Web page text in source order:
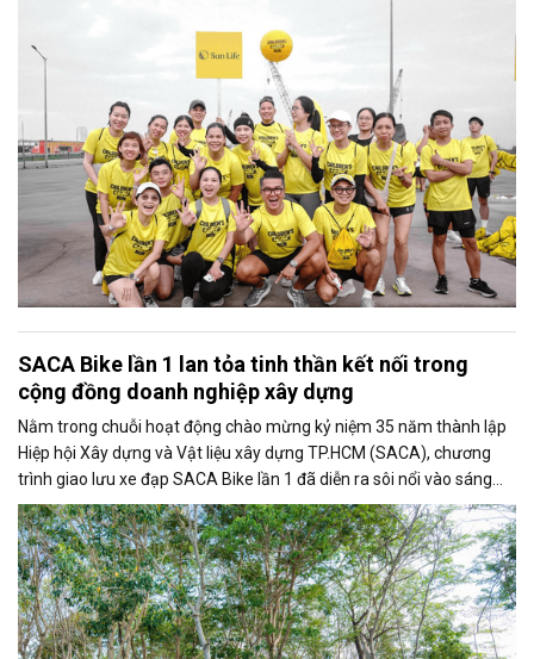
SACA Bike lần 1 lan tỏa tinh thần kết nối trong
cộng đồng doanh nghiệp xây dựng
Nằm trong chuỗi hoạt động chào mừng kỷ niệm 35 năm thành lập
Hiệp hội Xây dựng và Vật liệu xây dựng TP.HCM (SACA), chương
trình giao lưu xe đạp SACA Bike lần 1 đã diễn ra sôi nổi vào sáng
10/5/2026 tại xã An Thới Đông, TP.HCM, thu hút đông đảo hội viên,
doanh nghiệp và những người yêu thích bộ môn xe đạp tham gia.